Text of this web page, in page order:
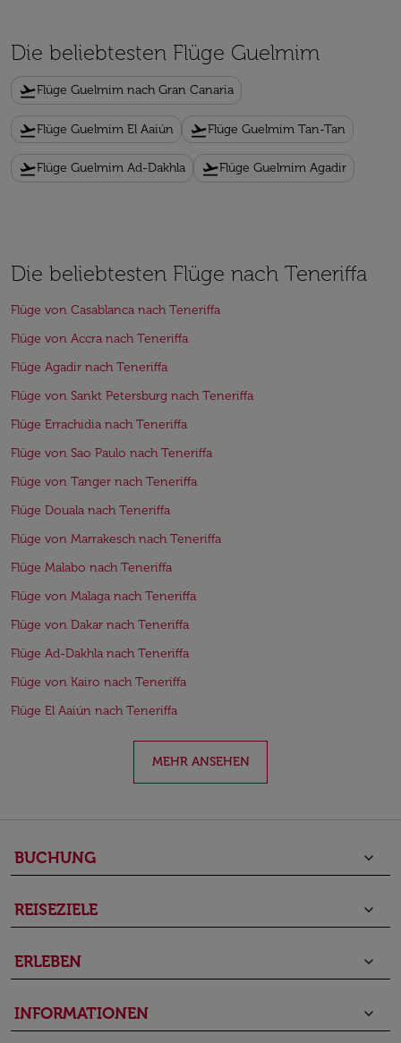
Die beliebtesten Flüge Guelmim
flight_takeoffFlüge Guelmim nach Gran Canaria
flight_takeoffFlüge Guelmim El Aaiún flight_takeoffFlüge Guelmim Tan-Tan
flight_takeoffFlüge Guelmim Ad-Dakhla flight_takeoffFlüge Guelmim Agadir
Die beliebtesten Flüge nach Teneriffa
Flüge von Casablanca nach Teneriffa
Flüge von Accra nach Teneriffa
Flüge Agadir nach Teneriffa
Flüge von Sankt Petersburg nach Teneriffa
Flüge Errachidia nach Teneriffa
Flüge von Sao Paulo nach Teneriffa
Flüge von Tanger nach Teneriffa
Flüge Douala nach Teneriffa
Flüge von Marrakesch nach Teneriffa
Flüge Malabo nach Teneriffa
Flüge von Malaga nach Teneriffa
Flüge von Dakar nach Teneriffa
Flüge Ad-Dakhla nach Teneriffa
Flüge von Kairo nach Teneriffa
Flüge El Aaiún nach Teneriffa
MEHR ANSEHEN
BUCHUNG keyboard_arrow_down
REISEZIELE keyboard_arrow_down
ERLEBEN keyboard_arrow_down
INFORMATIONEN keyboard_arrow_down